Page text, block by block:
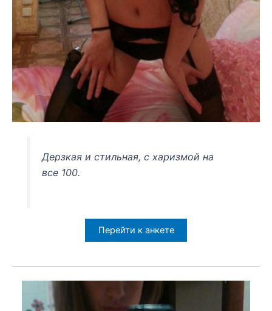
Дерзкая и стильная, с харизмой на
все 100.
Перейти к анкете